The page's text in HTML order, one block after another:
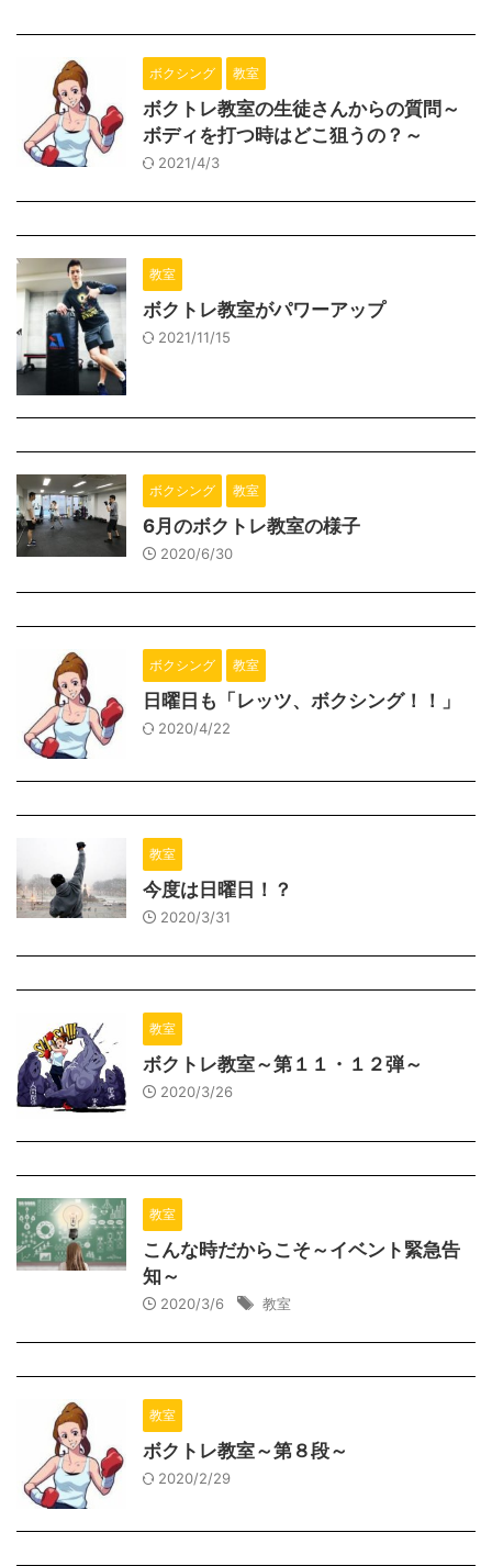
ボクシング 教室
ボクトレ教室の生徒さんからの質問～
ボディを打つ時はどこ狙うの？～
2021/4/3
教室
ボクトレ教室がパワーアップ
2021/11/15
ボクシング 教室
6月のボクトレ教室の様子
2020/6/30
ボクシング 教室
日曜日も「レッツ、ボクシング！！」
2020/4/22
教室
今度は日曜日！？
2020/3/31
教室
ボクトレ教室～第１１・１２弾～
2020/3/26
教室
こんな時だからこそ～イベント緊急告
知～
2020/3/6 教室
教室
ボクトレ教室～第８段～
2020/2/29